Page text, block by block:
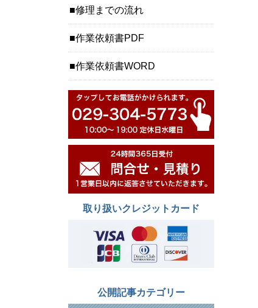
修理までの流れ
作業依頼書PDF
作業依頼書WORD
取り扱いクレジットカード
公開記事カテゴリー